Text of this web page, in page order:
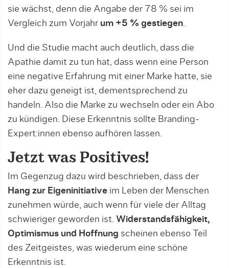
sie wächst, denn die Angabe der 78 % sei im
Vergleich zum Vorjahr um +5 % gestiegen.
Und die Studie macht auch deutlich, dass die
Apathie damit zu tun hat, dass wenn eine Person
eine negative Erfahrung mit einer Marke hatte, sie
eher dazu geneigt ist, dementsprechend zu
handeln. Also die Marke zu wechseln oder ein Abo
zu kündigen. Diese Erkenntnis sollte Branding-
Expert:innen ebenso aufhören lassen.
Jetzt was Positives!
Im Gegenzug dazu wird beschrieben, dass der
Hang zur Eigeninitiative im Leben der Menschen
zunehmen würde, auch wenn für viele der Alltag
schwieriger geworden ist. Widerstandsfähigkeit,
Optimismus und Hoffnung scheinen ebenso Teil
des Zeitgeistes, was wiederum eine schöne
Erkenntnis ist.